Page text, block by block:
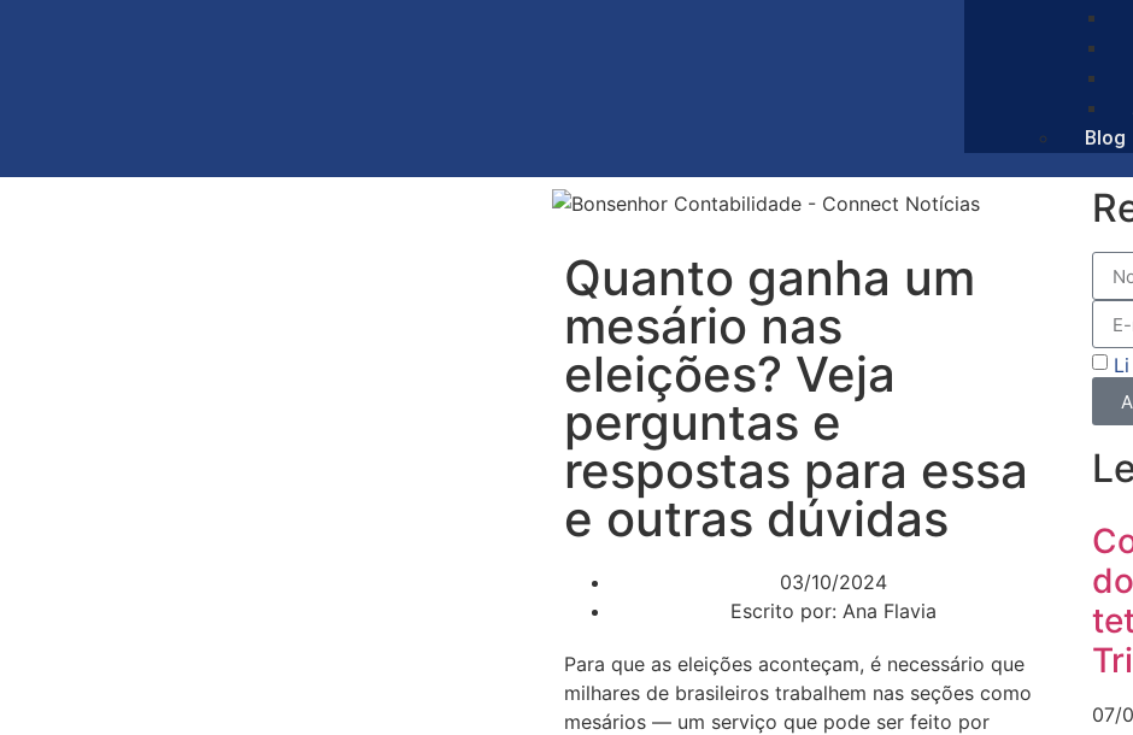
Blog
Quanto ganha um
mesário nas
eleições? Veja
perguntas e
respostas para essa
e outras dúvidas
03/10/2024
Escrito por: Ana Flavia
Para que as eleições aconteçam, é necessário que
milhares de brasileiros trabalhem nas seções como
mesários — um serviço que pode ser feito por
07/